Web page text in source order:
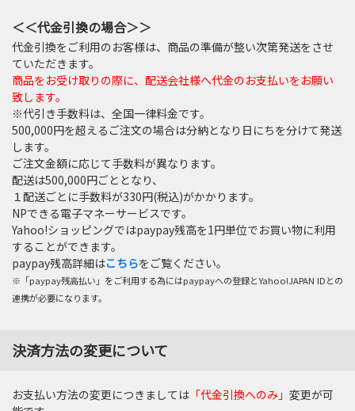
＜＜代金引換の場合＞＞
代金引換をご利用のお客様は、商品の準備が整い次第発送をさせ
ていただきます。
商品をお受け取りの際に、配送会社様へ代金のお支払いをお願い
致します。
※代引き手数料は、全国一律料金です。
500,000円を超えるご注文の場合は分納となり日にちを分けて発送
します。
ご注文金額に応じて手数料が異なります。
配送は500,000円ごととなり、
１配送ごとに手数料が330円(税込)がかかります。
NPできる電子マネーサービスです。
Yahoo!ショッピングではpaypay残高を1円単位でお買い物に利用
することができます。
paypay残高詳細はこちらをご覧ください。
※「paypay残高払い」をご利用する為にはpaypayへの登録とYahoo!JAPAN IDとの
連携が必要になります。
決済方法の変更について
お支払い方法の変更につきましては 「代金引換へのみ」 変更が可